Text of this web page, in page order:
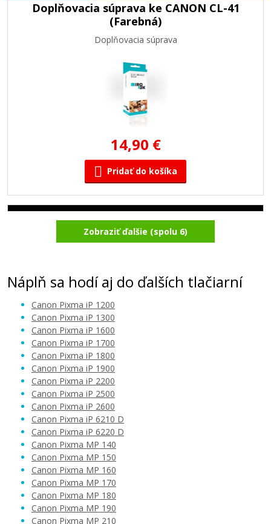
Doplňovacia súprava ke CANON CL-41
(Farebná)
Doplňovacia súprava
14,90 €
Pridať do košíka
Kompatibilná náplň s Canon PG-40 (čierna)
18,90 €
Pridať do košíka
Sada kompatibilných náplní s Canon PG-
40/CL-41 (čierna a farebná)
Súprava kompatibilných náplní
Zobraziť ďalšie (spolu 6)
Náplň sa hodí aj do ďalších tlačiarní
Canon Pixma iP 1200
Canon Pixma iP 1300
Canon Pixma iP 1600
Canon Pixma iP 1700
Canon Pixma iP 1800
Canon Pixma iP 1900
Canon Pixma iP 2200
Canon Pixma iP 2500
Canon Pixma iP 2600
Canon Pixma iP 6210 D
Canon Pixma iP 6220 D
Canon Pixma MP 140
Canon Pixma MP 150
Canon Pixma MP 160
Canon Pixma MP 170
Canon Pixma MP 180
Canon Pixma MP 190
Canon Pixma MP 210